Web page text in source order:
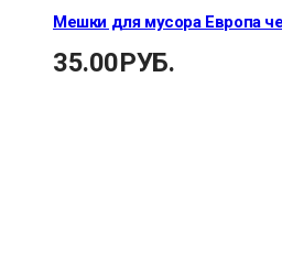
Мешки для мусора Европа
35.00РУБ.